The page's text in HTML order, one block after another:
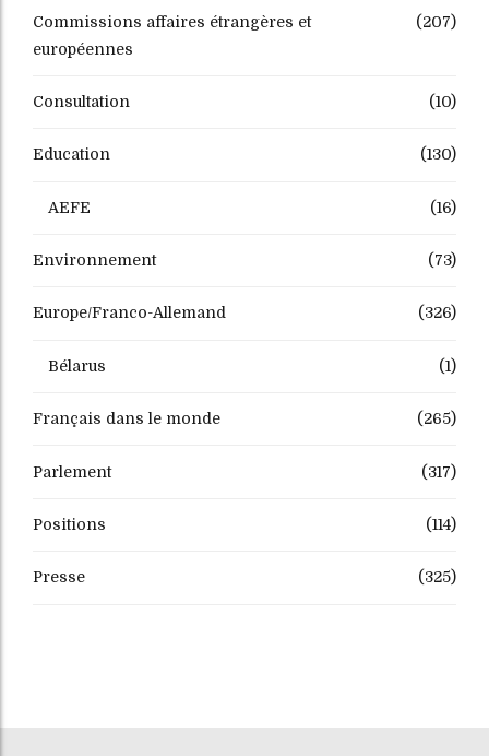
Commissions affaires étrangères et
européennes
(207)
Consultation (10)
Education (130)
AEFE (16)
Environnement (73)
Europe/Franco-Allemand (326)
Bélarus (1)
Français dans le monde (265)
Parlement (317)
Positions (114)
Presse (325)